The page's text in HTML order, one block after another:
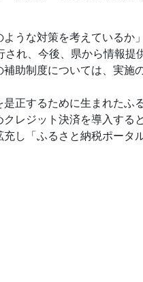
うな対策を考えているか
れ、今後、県から情報提
助制度については、実施
正するために生まれたふ
レジット決済を導入する
し「ふるさと納税ポータ